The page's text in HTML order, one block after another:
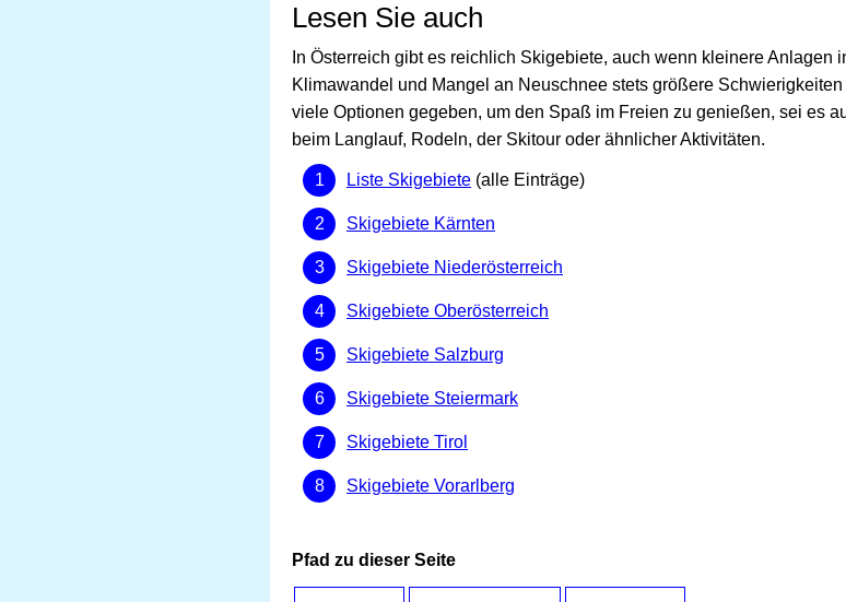
Lesen Sie auch
In Österreich gibt es reichlich Skigebiete, auch wenn kleinere Anlagen
Klimawandel und Mangel an Neuschnee stets größere
viele Optionen gegeben, um den Spaß im Freien zu genießen, sei es
beim Langlauf, Rodeln, der Skitour oder ähnlicher Aktivitäten.
Liste Skigebiete (alle Einträge)
Skigebiete Kärnten
Skigebiete Niederösterreich
Skigebiete Oberösterreich
Skigebiete Salzburg
Skigebiete Steiermark
Skigebiete Tirol
Skigebiete Vorarlberg
Pfad zu dieser Seite